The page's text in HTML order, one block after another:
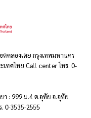
คลองเตย กรุงเทพมหานคร
ทศไทย Call center โทร. 0-
า : 999 ม.4 ต.อุทัย อ.อุทัย
0-3535-2555